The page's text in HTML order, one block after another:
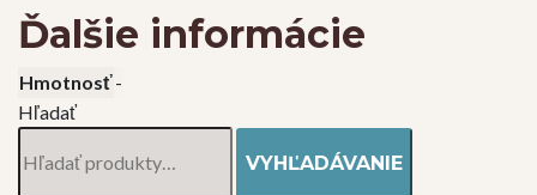
Ďalšie informácie
Hmotnosť-
Hľadať
VYHĽADÁVANIE